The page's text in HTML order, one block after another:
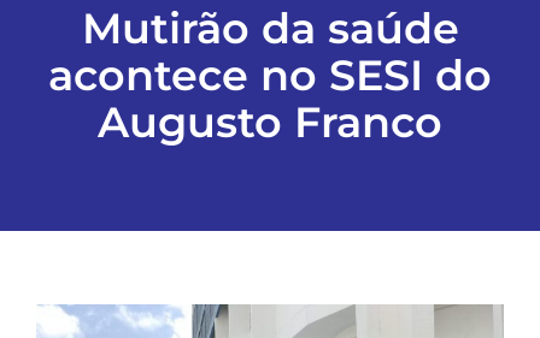
FALE CONOSCO
EDIÇÕES EM PDF
Mutirão da saúde
acontece no SESI do
Augusto Franco